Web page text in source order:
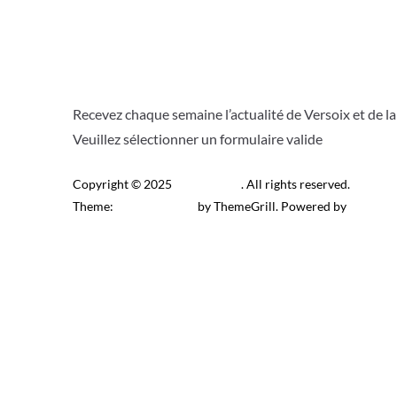
Recevez chaque semaine l’actualité de Versoix et
Veuillez sélectionner un formulaire valide
Copyright © 2025
. All rights reserved.
Theme:
by ThemeGrill. Powered by